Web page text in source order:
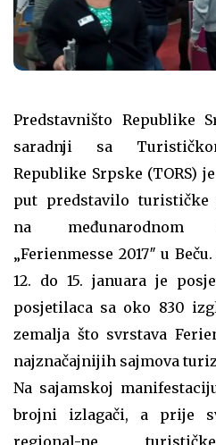
Predstavništo Republike
saradnji sa
Republike Srpske (TORS)
put predstavilo turističke
na međunarodnom
„Ferienmesse 2017″ u
12. do 15. januara je
posjetilaca sa oko 830
zemalja što svrstava
najznačajnijih sajmova
Na sajamskoj
brojni izlagači, a prije